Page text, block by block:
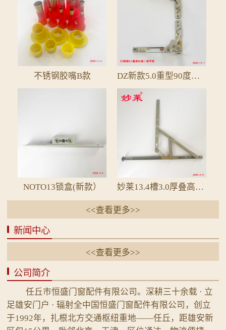
不锈钢胶嘴B款 DZ新款5.0重型90度二维可调隐形铰链
NOTO13锁盒(新款） 妙莱13.4槽3.0厚叠高19.5平开四连杆2B电泳
<<查看更多>>
新闻中心
<<查看更多>>
公司简介
任丘市恒盛门窗配件有限公司。深耕三十余载 · 立
足雄安门户 · 辐射全中国恒盛门窗配件有限公司，创立
于1992年，扎根北方交通枢纽重地——任丘，距雄安新